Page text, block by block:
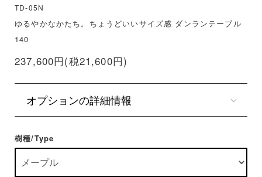
TD-05N
ゆるやかなかたち。ちょうどいいサイズ感 ダンランテーブル
140
237,600円(税21,600円)
オプションの詳細情報
樹種/Type